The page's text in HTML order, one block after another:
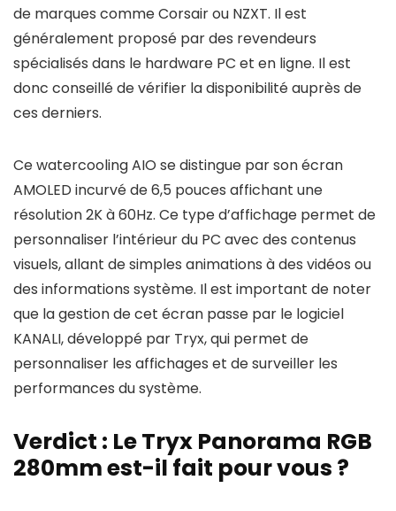
de marques comme Corsair ou NZXT. Il est
généralement proposé par des revendeurs
spécialisés dans le hardware PC et en ligne. Il est
donc conseillé de vérifier la disponibilité auprès de
ces derniers.
Ce watercooling AIO se distingue par son écran
AMOLED incurvé de 6,5 pouces affichant une
résolution 2K à 60Hz. Ce type d’affichage permet de
personnaliser l’intérieur du PC avec des contenus
visuels, allant de simples animations à des vidéos ou
des informations système. Il est important de noter
que la gestion de cet écran passe par le logiciel
KANALI, développé par Tryx, qui permet de
personnaliser les affichages et de surveiller les
performances du système.
Verdict : Le Tryx Panorama RGB
280mm est-il fait pour vous ?